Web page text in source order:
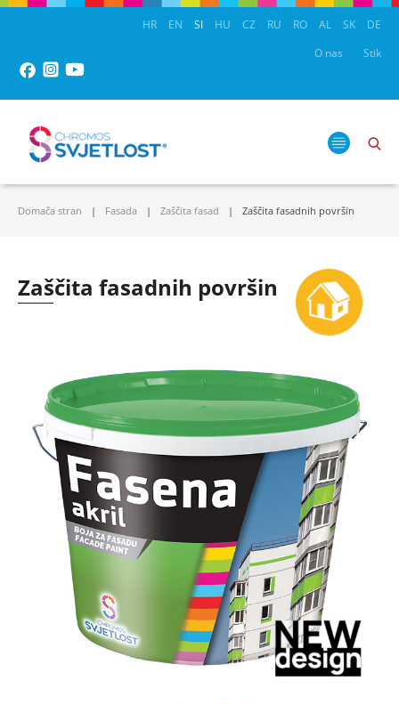
HR EN SI HU CZ RU RO AL SK
DE
O nas
Stik
Domača stran Fasada Zaščita fasad Zaščita fasadnih površin
Zaščita fasadnih površin